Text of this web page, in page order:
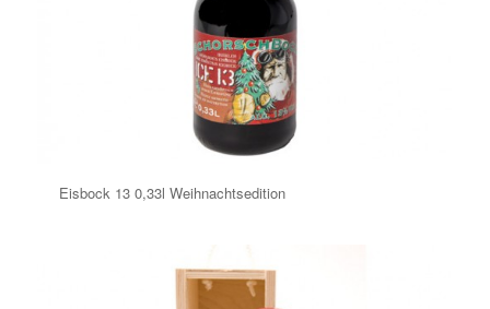
Eisbock 13 0,33l Weihnachtsedition